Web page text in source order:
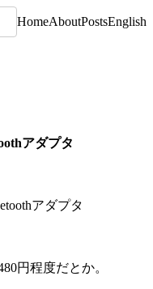
HomeAboutPostsEnglish
アダプタ
円程度だとか。